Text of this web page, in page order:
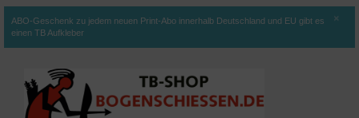
ABO-Geschenk zu jedem neuen Print-Abo innerhalb Deutschland und EU gibt es
einen TB Aufkleber
×